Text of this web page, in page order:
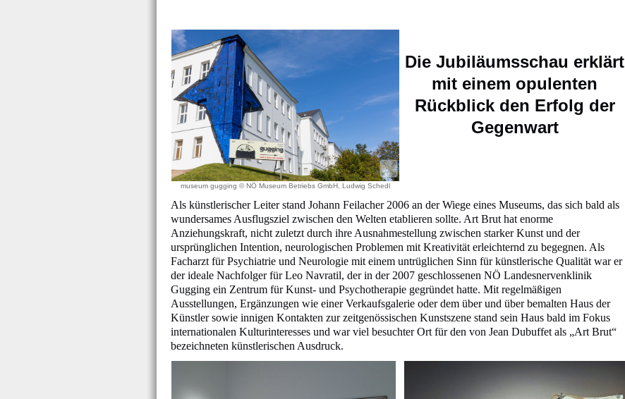
museum gugging © NÖ Museum Betriebs GmbH, Ludwig Schedl
Die Jubiläumsschau erklärt
mit einem opulenten
Rückblick den Erfolg der
Gegenwart
Als künstlerischer Leiter stand Johann Feilacher 2006 an der Wiege eines Museums, das sich bald als
wundersames Ausflugsziel zwischen den Welten etablieren sollte. Art Brut hat enorme
Anziehungskraft, nicht zuletzt durch ihre Ausnahmestellung zwischen starker Kunst und der
ursprünglichen Intention, neurologischen Problemen mit Kreativität erleichternd zu begegnen. Als
Facharzt für Psychiatrie und Neurologie mit einem untrüglichen Sinn für künstlerische Qualität war er
der ideale Nachfolger für Leo Navratil, der in der 2007 geschlossenen NÖ Landesnervenklinik
Gugging ein Zentrum für Kunst- und Psychotherapie gegründet hatte. Mit regelmäßigen
Ausstellungen, Ergänzungen wie einer Verkaufsgalerie oder dem über und über bemalten Haus der
Künstler sowie innigen Kontakten zur zeitgenössischen Kunstszene stand sein Haus bald im Fokus
internationalen Kulturinteresses und war viel besuchter Ort für den von Jean Dubuffet als „Art Brut“
bezeichneten künstlerischen Ausdruck.